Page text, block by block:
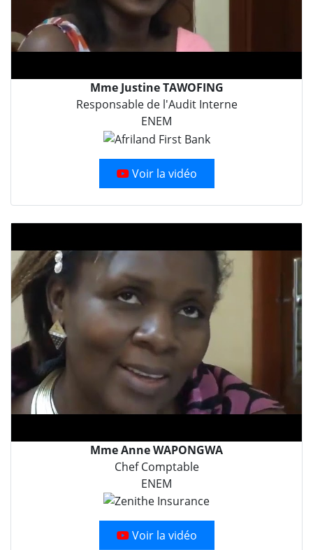
Mme Justine TAWOFING
Responsable de l'Audit Interne
ENEM
Voir la vidéo
Mme Anne WAPONGWA
Chef Comptable
ENEM
Voir la vidéo